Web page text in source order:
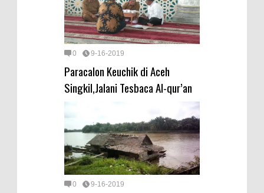
0 9-16-2019
Paracalon Keuchik di Aceh
Singkil,Jalani Tesbaca Al-qur’an
0 9-16-2019